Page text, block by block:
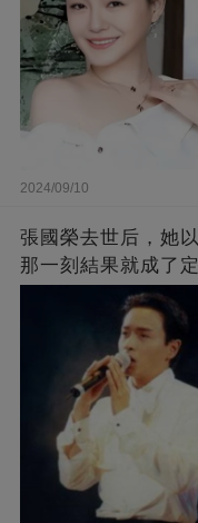
2024/09/10
張國榮去世后，她
那一刻結果就成了